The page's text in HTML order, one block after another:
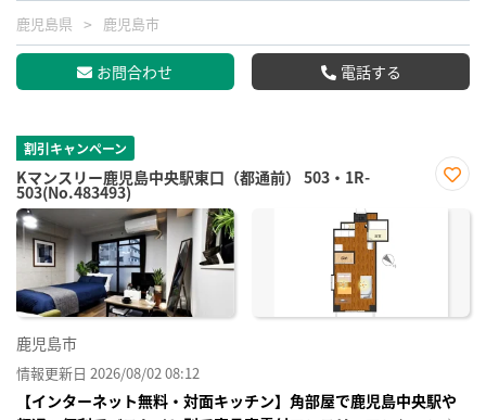
鹿児島県 鹿児島市
お問合わせ 電話する
割引キャンペーン
Kマンスリー鹿児島中央駅東口（都通前） 503・1R-
503(No.483493)
に入
鹿児島市
情報更新日 2026/08/02 08:12
【インターネット無料・対面キッチン】角部屋で鹿児島中央駅や